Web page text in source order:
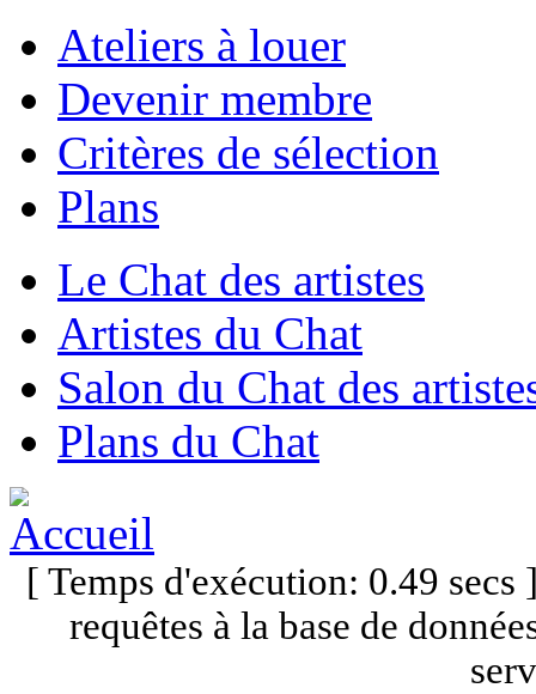
Ateliers à louer
Devenir membre
Critères de sélection
Plans
Le Chat des artistes
Artistes du Chat
Salon du Chat des
Plans du Chat
[ Temps d'exécution: 0.49
requêtes à la base de